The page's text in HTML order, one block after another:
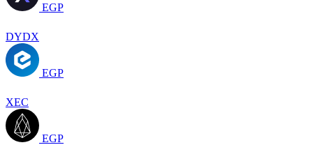
EGP
DYDX
EGP
XEC
EGP